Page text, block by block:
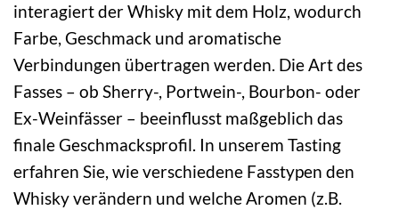
interagiert der Whisky mit dem Holz, wodurch
Farbe, Geschmack und aromatische
Verbindungen übertragen werden. Die Art des
Fasses – ob Sherry-, Portwein-, Bourbon- oder
Ex-Weinfässer – beeinflusst maßgeblich das
finale Geschmacksprofil. In unserem Tasting
erfahren Sie, wie verschiedene Fasstypen den
Whisky verändern und welche Aromen (z.B.